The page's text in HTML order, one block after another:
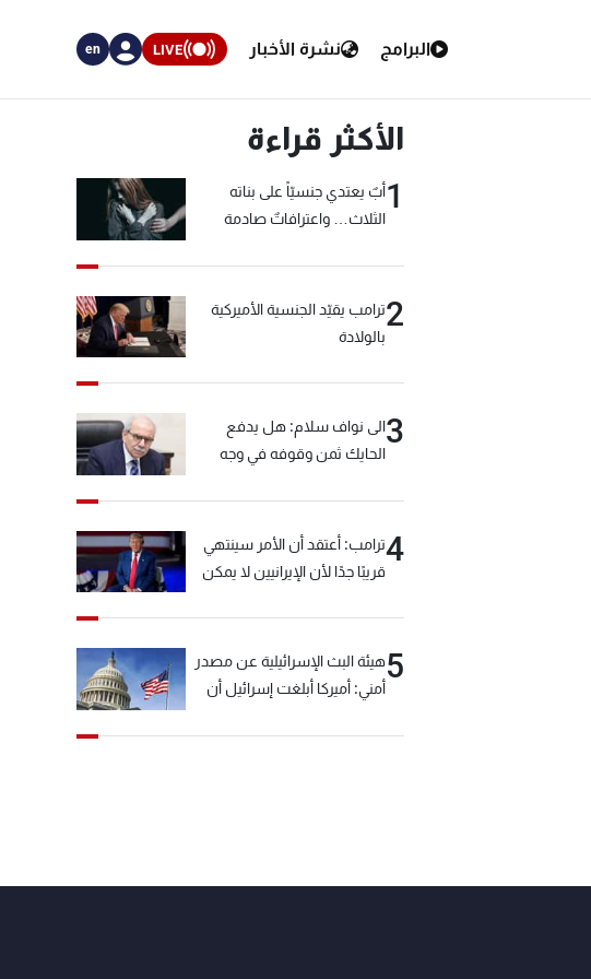
البرامج نشرة الأخبار LIVE
en
الأكثر قراءة
1أبٌ يعتدي جنسيّاً على بناته
الثلاث… واعترافاتٌ صادمة
2ترامب يقيّد الجنسية الأميركية
بالولادة
3الى نواف سلام: هل يدفع
الحايك ثمن وقوفه في وجه
4ترامب: أعتقد أن الأمر سينتهي
قريبًا جدًا لأن الإيرانيين لا يمكن
5هيئة البث الإسرائيلية عن مصدر
أمني: أميركا أبلغت إسرائيل أن